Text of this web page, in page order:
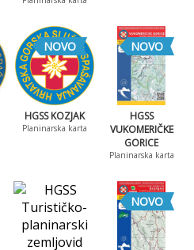
NOVO
HGSS KOZJAK
Planinarska karta
NOVO
HGSS
VUKOMERIČKE
GORICE
Planinarska karta
NOVO